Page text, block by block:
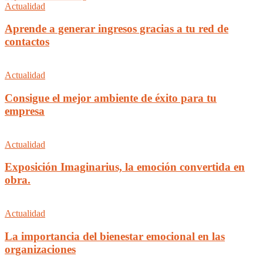
Actualidad
Aprende a generar ingresos gracias a tu red de
contactos
Actualidad
Consigue el mejor ambiente de éxito para tu
empresa
Actualidad
Exposición Imaginarius, la emoción convertida en
obra.
Actualidad
La importancia del bienestar emocional en las
organizaciones